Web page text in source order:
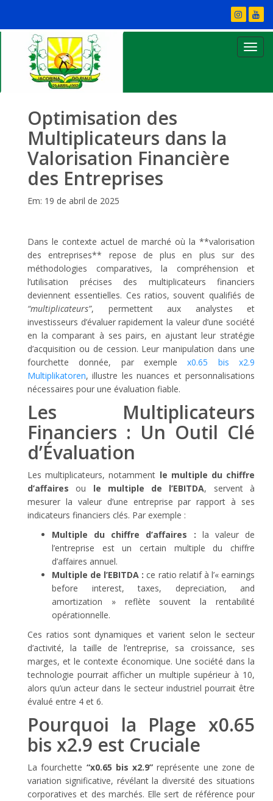
Optimisation des
Multiplicateurs dans la
Valorisation Financière
des Entreprises
Em: 19 de abril de 2025
Dans le contexte actuel de marché où la **valorisation
des entreprises** repose de plus en plus sur des
méthodologies comparatives, la compréhension et
l’utilisation précises des multiplicateurs financiers
deviennent essentielles. Ces ratios, souvent qualifiés de
“multiplicateurs”, permettent aux analystes et
investisseurs d’évaluer rapidement la valeur d’une société
en la comparant à ses pairs, en ajustant leur stratégie
d’acquisition ou de cession. Leur manipulation dans une
fourchette donnée, par exemplex0.65 bis x2.9
Multiplikatoren, illustre les nuances et personnalisations
nécessaires pour une évaluation fiable.
Les Multiplicateurs
Financiers : Un Outil Clé
d’Évaluation
Les multiplicateurs, notamment le multiple du chiffre
d’affaires ou le multiple de l’EBITDA, servent à
mesurer la valeur d’une entreprise par rapport à ses
indicateurs financiers clés. Par exemple :
Multiple du chiffre d’affaires : la valeur de
l’entreprise est un certain multiple du chiffre
d’affaires annuel.
Multiple de l’EBITDA : ce ratio relatif à l’« earnings
before interest, taxes, depreciation, and
amortization » reflète souvent la rentabilité
opérationnelle.
Ces ratios sont dynamiques et varient selon le secteur
d’activité, la taille de l’entreprise, sa croissance, ses
marges, et le contexte économique. Une société dans la
technologie pourrait afficher un multiple supérieur à 10,
alors qu’un acteur dans le secteur industriel pourrait être
évalué entre 4 et 6.
Pourquoi la Plage x0.65
bis x2.9 est Cruciale
La fourchette “x0.65 bis x2.9” représente une zone de
variation significative, révélant la diversité des situations
corporatives et des marchés. Elle sert de référence pour